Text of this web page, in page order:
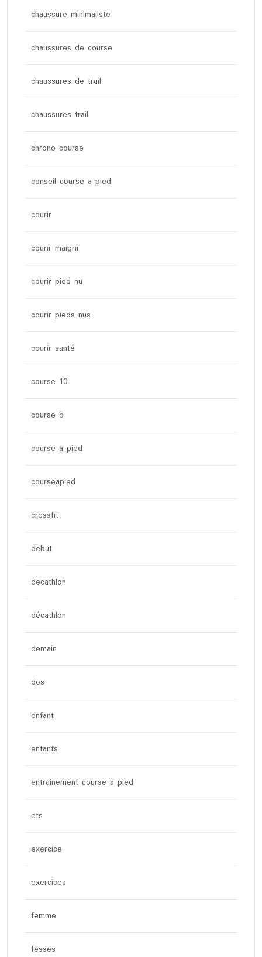
chaussure minimaliste
chaussures de course
chaussures de trail
chaussures trail
chrono course
conseil course a pied
courir
courir maigrir
courir pied nu
courir pieds nus
courir santé
course 10
course 5
course a pied
courseapied
crossfit
debut
decathlon
décathlon
demain
dos
enfant
enfants
entrainement course à pied
ets
exercice
exercices
femme
fesses